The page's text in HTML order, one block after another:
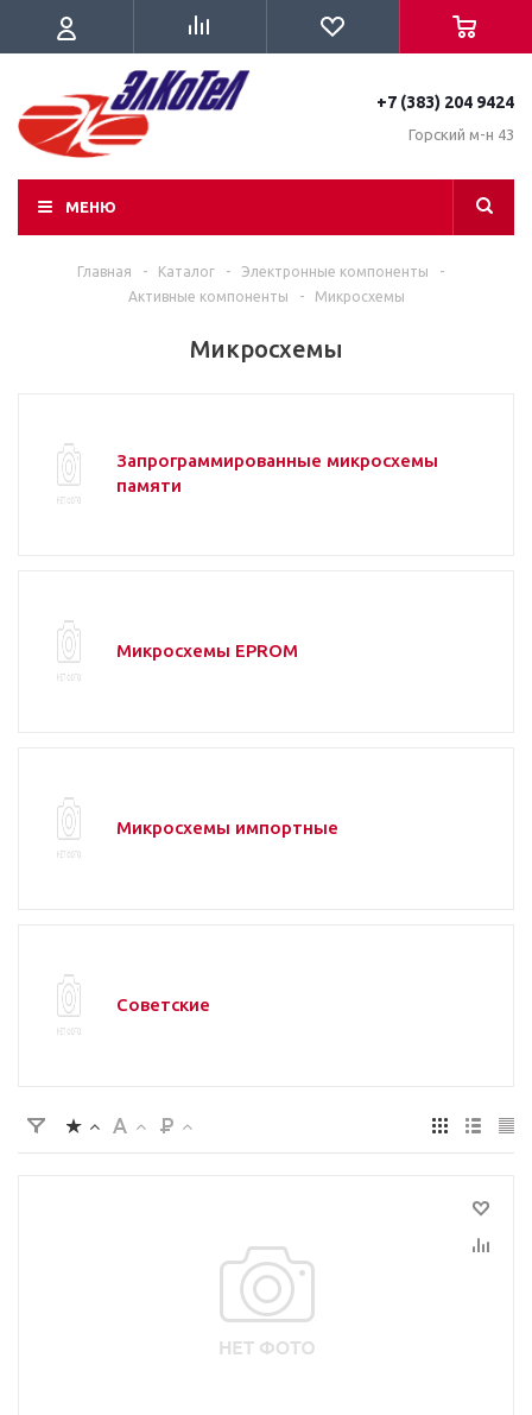
+7 (383) 204 9424
Горский м-н 43
МЕНЮ
Главная - Каталог - Электронные компоненты
-
Активные компоненты
- Микросхемы
Микросхемы
Запрограммированные микросхемы
памяти
Микросхемы EPROM
Микросхемы импортные
Советские